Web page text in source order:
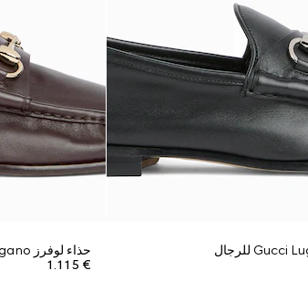
حذاء لوفرز Gucci Lugano للرجال
€ 1.115